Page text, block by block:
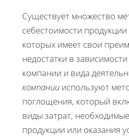
Существует множество
себестоимости продукции
которых имеет свои
недостатки в
компании и вида
компании используют
поглощения, который
виды затрат,
продукции или оказания